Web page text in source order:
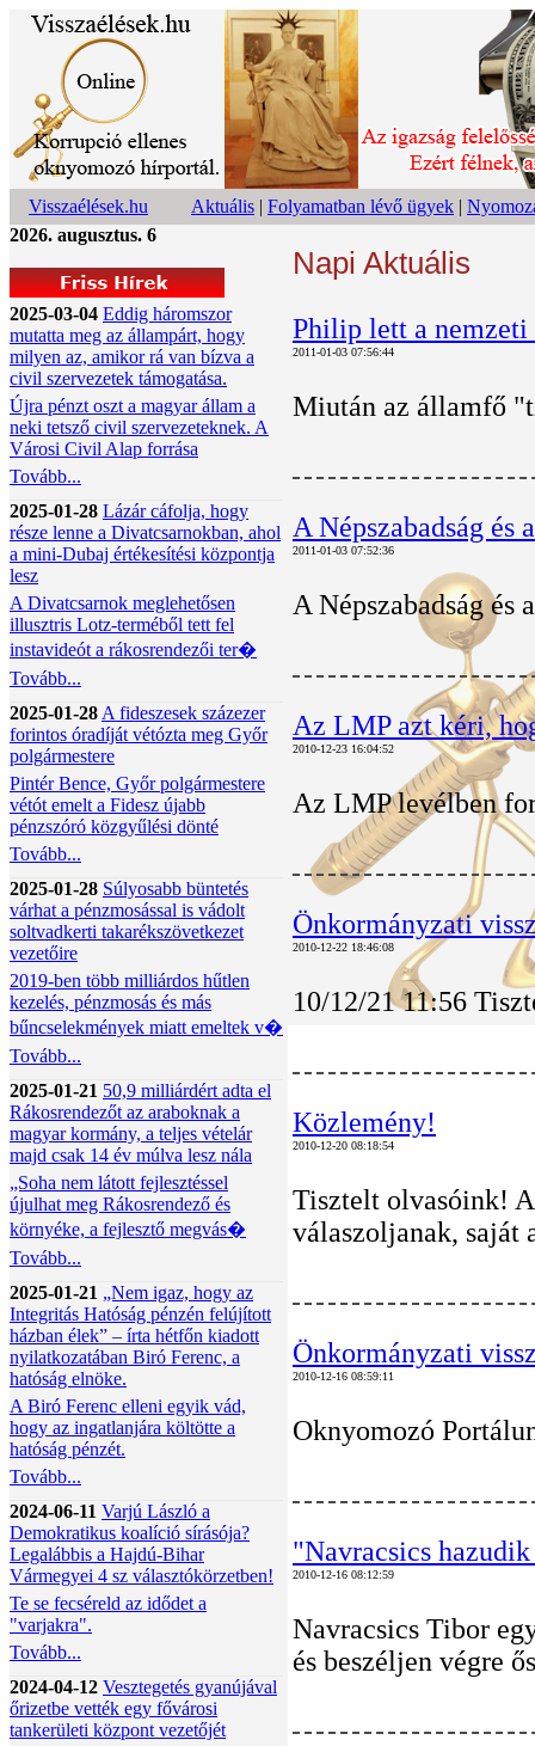
Visszaélések.hu Aktuális | Folyamatban lévő ügyek |
2026. augusztus. 6
2025-03-04 Eddig háromszor
mutatta meg az állampárt, hogy
milyen az, amikor rá van bízva a
civil szervezetek támogatása.
Újra pénzt oszt a magyar állam a
neki tetsző civil szervezeteknek. A
Városi Civil Alap forrása
Tovább...
2025-01-28 Lázár cáfolja, hogy
része lenne a Divatcsarnokban, ahol
a mini-Dubaj értékesítési központja
lesz
A Divatcsarnok meglehetősen
illusztris Lotz-terméből tett fel
instavideót a rákosrendezői ter�
Tovább...
2025-01-28 A fideszesek százezer
forintos óradíját vétózta meg Győr
polgármestere
Pintér Bence, Győr polgármestere
vétót emelt a Fidesz újabb
pénzszóró közgyűlési dönté
Tovább...
2025-01-28 Súlyosabb büntetés
várhat a pénzmosással is vádolt
soltvadkerti takarékszövetkezet
vezetőire
2019-ben több milliárdos hűtlen
kezelés, pénzmosás és más
bűncselekmények miatt emeltek v�
Tovább...
2025-01-21 50,9 milliárdért adta el
Rákosrendezőt az araboknak a
magyar kormány, a teljes vételár
majd csak 14 év múlva lesz nála
„Soha nem látott fejlesztéssel
újulhat meg Rákosrendező és
környéke, a fejlesztő megvás�
Tovább...
2025-01-21 „Nem igaz, hogy az
Integritás Hatóság pénzén felújított
házban élek” – írta hétfőn kiadott
nyilatkozatában Biró Ferenc, a
hatóság elnöke.
A Biró Ferenc elleni egyik vád,
hogy az ingatlanjára költötte a
hatóság pénzét.
Tovább...
2024-06-11 Varjú László a
Demokratikus koalíció sírásója?
Legalábbis a Hajdú-Bihar
Vármegyei 4 sz választókörzetben!
Te se fecséreld az idődet a
"varjakra".
Tovább...
2024-04-12 Vesztegetés gyanújával
őrizetbe vették egy fővárosi
tankerületi központ vezetőjét
Napi Aktuális
Philip lett a nemzeti
2011-01-03 07:56:44
Miután az államfő
A Népszabadság
2011-01-03 07:52:36
A Népszabadság
Az LMP azt kéri,
2010-12-23 16:04:52
Az LMP levélben
Önkormányzati
2010-12-22 18:46:08
10/12/21 11:56
Közlemény!
2010-12-20 08:18:54
Tisztelt olvasóink!
válaszoljanak, saját
Önkormányzati
2010-12-16 08:59:11
Oknyomozó
"Navracsics
2010-12-16 08:12:59
Navracsics Tibor
és beszéljen végre